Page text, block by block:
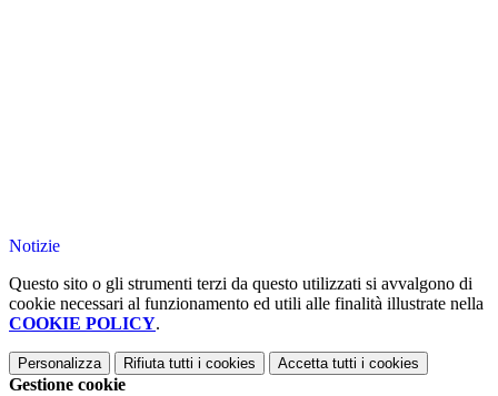
Notizie
Questo sito o gli strumenti terzi da questo utilizzati si avvalgono di
cookie necessari al funzionamento ed utili alle finalità illustrate nella
COOKIE POLICY.
Personalizza Rifiuta tutti i cookies Accetta tutti i cookies
Gestione cookie